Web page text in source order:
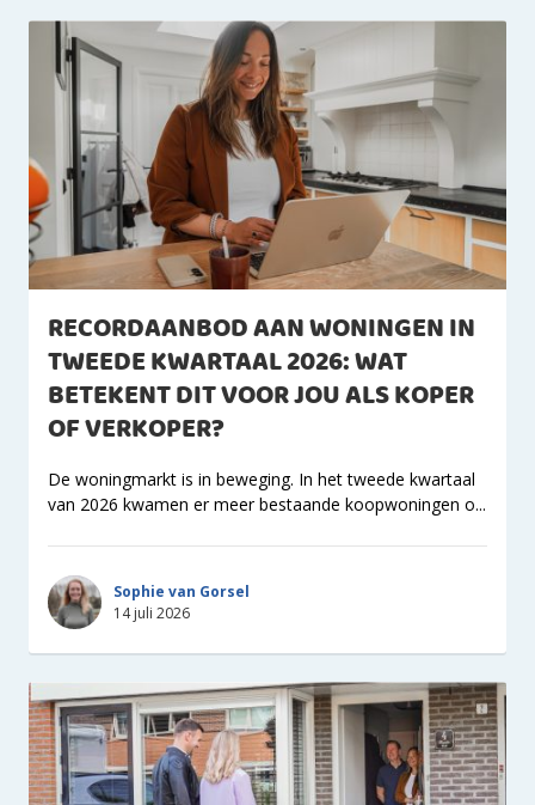
RECORDAANBOD AAN WONINGEN IN
TWEEDE KWARTAAL 2026: WAT
BETEKENT DIT VOOR JOU ALS KOPER
OF VERKOPER?
De woningmarkt is in beweging. In het tweede kwartaal
van 2026 kwamen er meer bestaande koopwoningen o...
Sophie van Gorsel
14 juli 2026